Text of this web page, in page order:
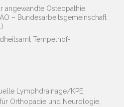
angewandte Osteopathie,
– Bundesarbeitsgemeinschaft
Tempelhof-
Lymphdrainage/KPE,
Orthopädie und Neurologie,